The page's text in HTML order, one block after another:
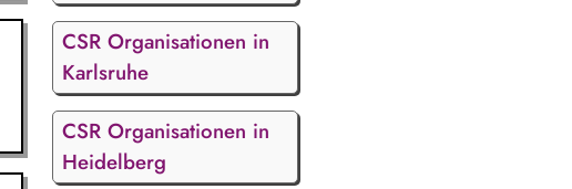
CSR Organisationen in
Karlsruhe
CSR Organisationen in
Heidelberg